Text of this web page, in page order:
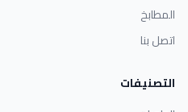
المطابخ
اتصل بنا
التصنيفات